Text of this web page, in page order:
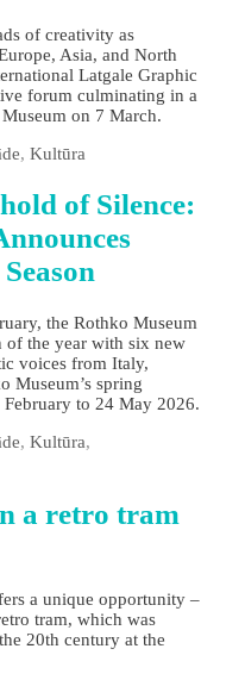
of creativity as
Asia, and North
Latgale Graphic
forum culminating in a
on 7 March.
, Kultūra
of Silence:
the Rothko Museum
of the year with six new
voices from Italy,
Museum’s spring
to 24 May 2026.
, Kultūra,
a retro tram
a unique opportunity –
tram, which was
20th century at the